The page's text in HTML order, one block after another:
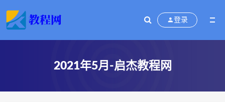
登录
2021年5月-启杰教程网